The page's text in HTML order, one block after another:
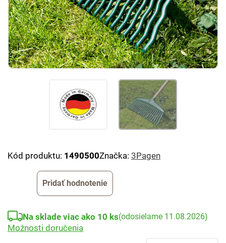
Kód produktu: 1490500Značka: 3Pagen
Pridať hodnotenie
Na sklade viac ako 10 ks(odosielame 11.08.2026)
Možnosti doručenia